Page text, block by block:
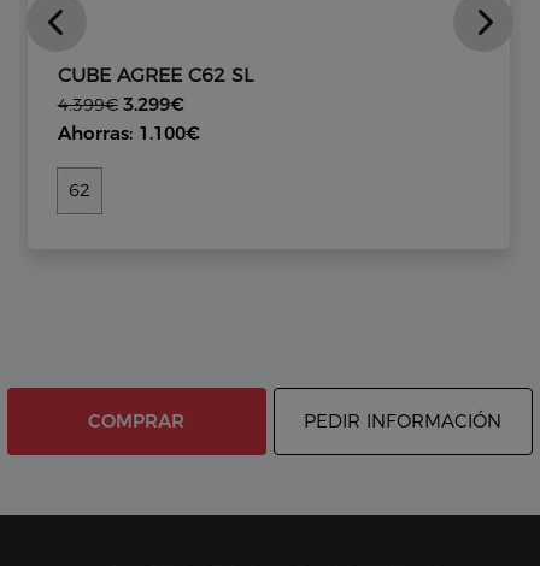
CUBE AGREE C62 SL
4.399€ 3.299€
Ahorras: 1.100€
62
COMPRAR PEDIR INFORMACIÓN